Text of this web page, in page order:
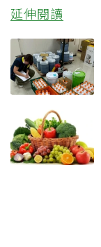
延伸閱讀